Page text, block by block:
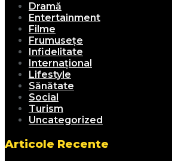
Dramă
Entertainment
Filme
Frumusețe
Infidelitate
Internațional
Lifestyle
Sănătate
Social
Turism
Uncategorized
Articole Recente